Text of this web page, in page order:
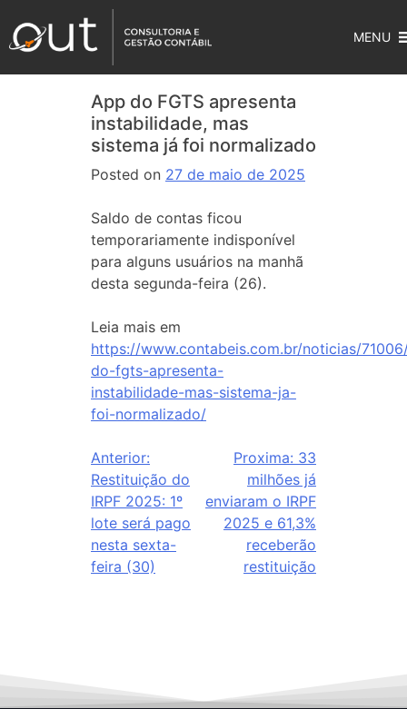
MENU
App do FGTS apresenta
instabilidade, mas
sistema já foi normalizado
Posted on 27 de maio de 2025
Saldo de contas ficou
temporariamente indisponível
para alguns usuários na manhã
desta segunda-feira (26).
Leia mais em
https://www.contabeis.com.br/noticias/
do-fgts-apresenta-
instabilidade-mas-sistema-ja-
foi-normalizado/
Anterior:
Restituição do
IRPF 2025: 1º
lote será pago
nesta sexta-
feira (30)
Proxima: 33
milhões já
enviaram o IRPF
2025 e 61,3%
receberão
restituição